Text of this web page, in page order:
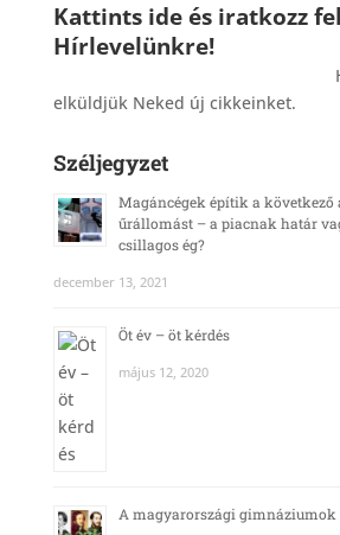
Kattints ide és iratkozz
Hírlevelünkre!
elküldjük Neked új cikkeinket.
Széljegyzet
Magáncégek építik a
űrállomást – a piacnak határ
csillagos ég?
december 13, 2021
Öt év – öt kérdés
május 12, 2020
A magyarországi